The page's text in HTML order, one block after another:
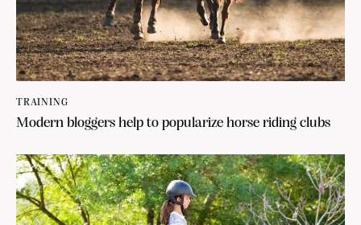
TRAINING
Modern bloggers help to popularize horse riding clubs